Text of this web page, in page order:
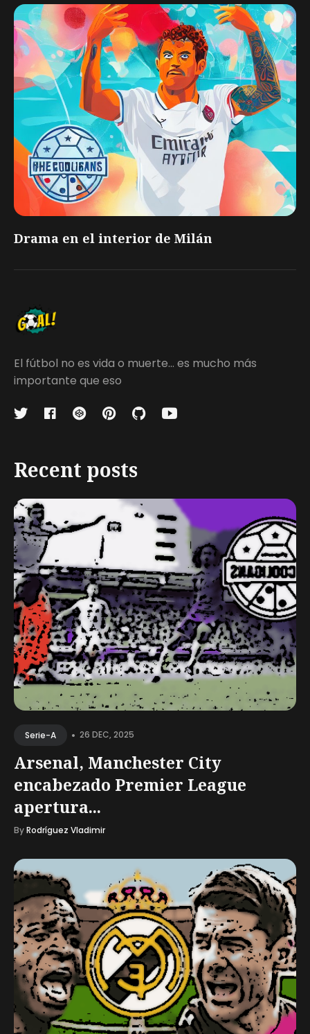
Drama en el interior de Milán
El fútbol no es vida o muerte... es mucho más
importante que eso
Recent posts
Serie-A • 26 DEC, 2025
Arsenal, Manchester City
encabezado Premier League
apertura...
ByRodríguez Vladimir